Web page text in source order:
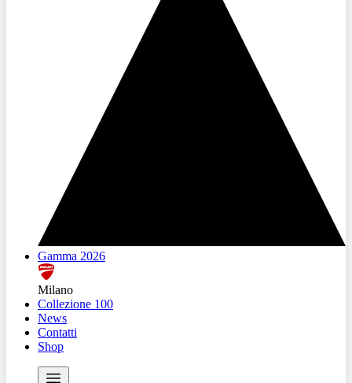
Gamma 2026
Milano
Collezione 100
News
Contatti
Shop